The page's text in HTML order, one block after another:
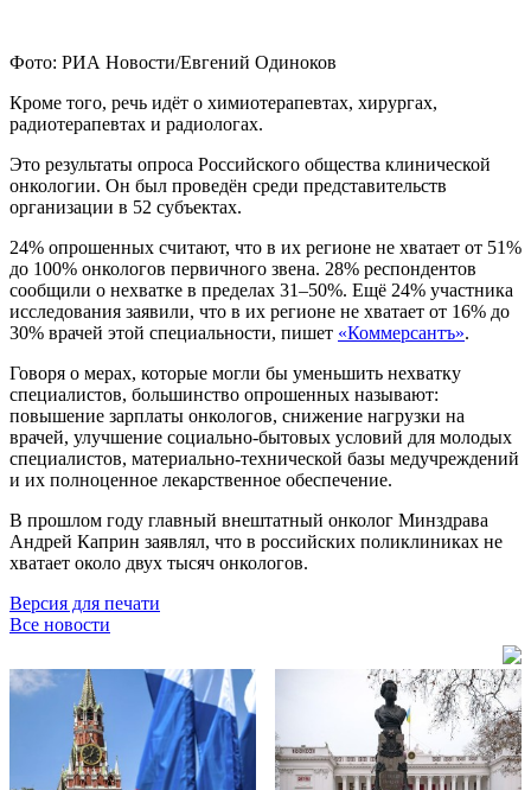
Фото: РИА Новости/Евгений Одиноков
Кроме того, речь идёт о химиотерапевтах, хирургах,
радиотерапевтах и радиологах.
Это результаты опроса Российского общества клинической
онкологии. Он был проведён среди представительств
организации в 52 субъектах.
24% опрошенных считают, что в их регионе не хватает от 51%
до 100% онкологов первичного звена. 28% респондентов
сообщили о нехватке в пределах 31–50%. Ещё 24% участника
исследования заявили, что в их регионе не хватает от 16% до
30% врачей этой специальности, пишет «Коммерсантъ».
Говоря о мерах, которые могли бы уменьшить нехватку
специалистов, большинство опрошенных называют:
повышение зарплаты онкологов, снижение нагрузки на
врачей, улучшение социально-бытовых условий для молодых
специалистов, материально-технической базы медучреждений
и их полноценное лекарственное обеспечение.
В прошлом году главный внештатный онколог Минздрава
Андрей Каприн заявлял, что в российских поликлиниках не
хватает около двух тысяч онкологов.
Версия для печати
Все новости